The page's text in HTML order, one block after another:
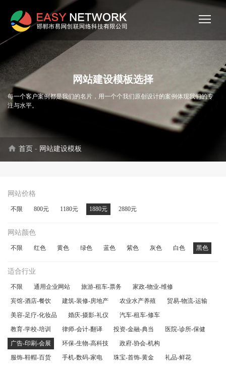
网站建设模板选择
每一个客户案例都是我们的名片，用一个个我们原创设计的案例体现我们的专
注与水平。
home 首页 - 网站建设模板
网站价格
不限 800元 1180元 1880元 2880元
网站颜色
不限 红色 黄色 绿色 蓝色 紫色 灰色 白色 黑色
适合行业
不限 通用企业网站 旅游-租车-票务
家政-物业-维修
宾馆-酒店-餐饮
建筑-装修-房地产 农业水产养殖
贸易-物流-运输
美容-足疗-化妆品
婚庆-摄影-礼仪
汽车-租车-修车
教育-学校-培训
律师-会计-翻译 投资-金融-典当
医院-诊所-保健
广告-印刷-会展
环保-生物-高科技
政府-协会-机构
服饰-鞋帽-百货
手机-数码-家电 珠宝-首饰-黄金
礼品-鲜花